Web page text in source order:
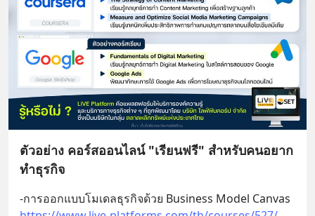
ตัวอย่าง คอร์สออนไลน์ "เรียนฟรี" สำหรับคนอยาก
ทำธุรกิจ
-การออกแบบโมเดลธุรกิจด้วย Business Model Canvas